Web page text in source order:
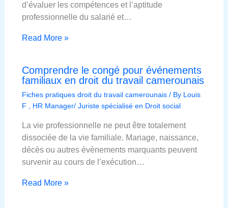
d’évaluer les compétences et l’aptitude
professionnelle du salarié et…
Read More »
Comprendre le congé pour événements
familiaux en droit du travail camerounais
Fiches pratiques droit du travail camerounais/ By Louis
F , HR Manager/ Juriste spécialisé en Droit social
La vie professionnelle ne peut être totalement
dissociée de la vie familiale. Mariage, naissance,
décès ou autres évènements marquants peuvent
survenir au cours de l’exécution…
Read More »